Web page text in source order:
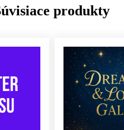
produkty